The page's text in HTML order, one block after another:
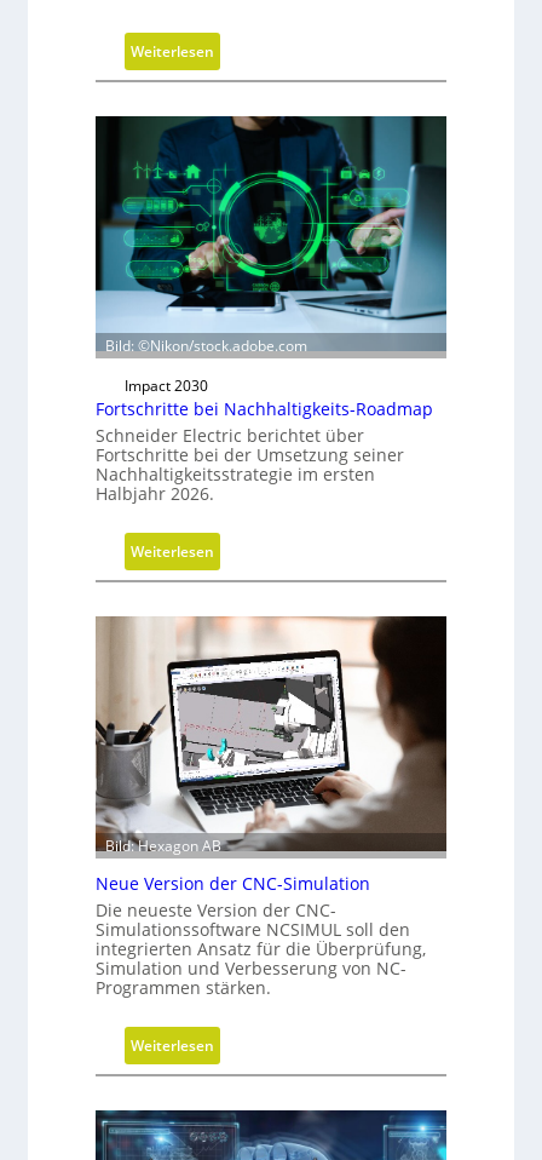
Weiterlesen:
N
u
s
r
i
c
h
t
u
g
d
e
r
e
s
c
ä
f
t
s
f
ü
h
r
u
n
g
Bild: ©Nikon/stock.adobe.com
Impact 2030
Fortschritte bei Nachhaltigkeits-Roadmap
Schneider Electric berichtet über
Fortschritte bei der Umsetzung seiner
Nachhaltigkeitsstrategie im ersten
Halbjahr 2026.
Weiterlesen:
F
r
t
s
c
h
r
i
t
t
e
b
e
i
N
a
h
h
l
t
Bild: Hexagon AB
Neue Version der CNC-Simulation
Die neueste Version der CNC-
Simulationssoftware NCSIMUL soll den
integrierten Ansatz für die Überprüfung,
Simulation und Verbesserung von NC-
Programmen stärken.
Weiterlesen:
N
u
e